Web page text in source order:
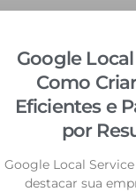
Google
Como
Eficientes e
por
Google Local
destacar sua